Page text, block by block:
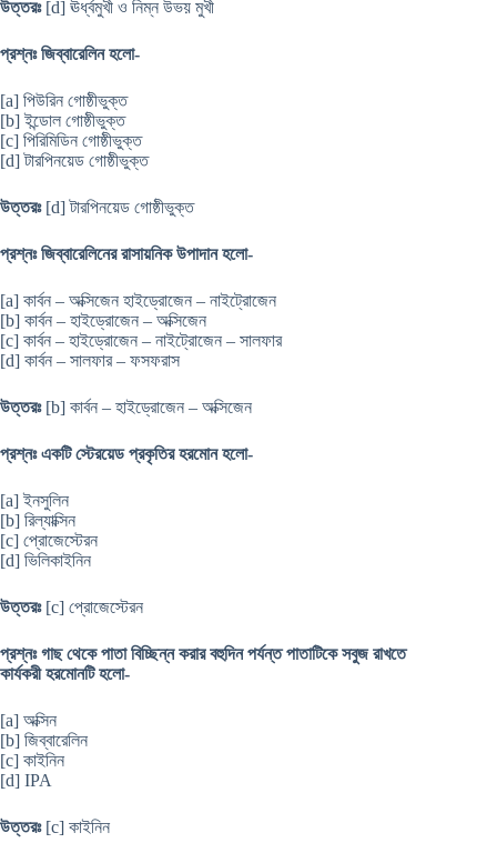
উত্তরঃ [d] ঊর্ধ্বমুখী ও নিম্ন উভয় মুখী
প্রশ্নঃ জিব্বারেলিন হলো-
[a] পিউরিন গোষ্ঠীভুক্ত
[b] ইন্ডোল গোষ্ঠীভুক্ত
[c] পিরিমিডিন গোষ্ঠীভুক্ত
[d] টারপিনয়েড গোষ্ঠীভুক্ত
উত্তরঃ [d] টারপিনয়েড গোষ্ঠীভুক্ত
প্রশ্নঃ জিব্বারেলিনের রাসায়নিক উপাদান হলো-
[a] কার্বন – অক্সিজেন হাইড্রোজেন – নাইট্রোজেন
[b] কার্বন – হাইড্রোজেন – অক্সিজেন
[c] কার্বন – হাইড্রোজেন – নাইট্রোজেন – সালফার
[d] কার্বন – সালফার – ফসফরাস
উত্তরঃ[b] কার্বন – হাইড্রোজেন – অক্সিজেন
প্রশ্নঃ একটি স্টেরয়েড প্রকৃতির হরমোন হলো-
[a] ইনসুলিন
[b] রিল্যাক্সিন
[c] প্রোজেস্টেরন
[d] ভিলিকাইনিন
উত্তরঃ [c] প্রোজেস্টেরন
প্রশ্নঃ গাছ থেকে পাতা বিচ্ছিন্ন করার বহুদিন পর্যন্ত পাতাটিকে সবুজ রাখতে
কার্যকরী হরমোনটি হলো-
[a] অক্সিন
[b] জিব্বারেলিন
[c] কাইনিন
[d] IPA
উত্তরঃ[c] কাইনিন